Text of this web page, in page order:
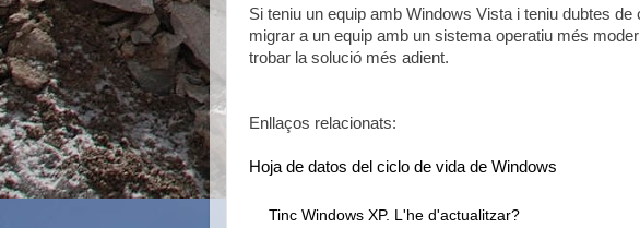
Si teniu un equip amb Windows Vista i teniu dubtes
migrar a un equip amb un sistema operatiu més
trobar la solució més adient.
Enllaços relacionats:
Hoja de datos del ciclo de vida de Windows
Tinc Windows XP. L'he d'actualitzar?